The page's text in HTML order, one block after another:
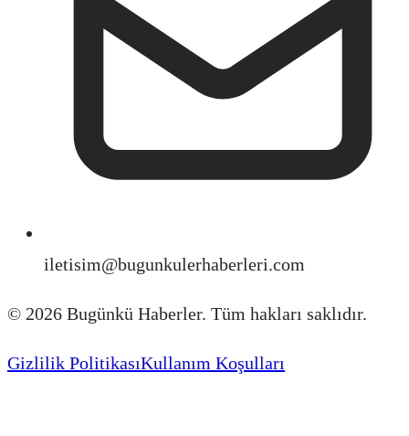
iletisim@bugunkulerhaberleri.com
© 2026 Bugünkü Haberler. Tüm hakları saklıdır.
Gizlilik PolitikasıKullanım Koşulları